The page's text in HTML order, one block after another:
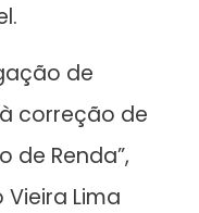
de
correção de
de Renda”,
Lima